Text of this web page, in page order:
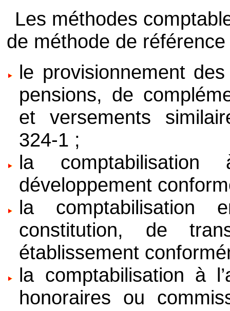
Les méthodes
de méthode de
le provisionnement
pensions, de
et versements
324-1 ;
la
développement
la
constitution, de
établissement
la comptabilisation à
honoraires ou